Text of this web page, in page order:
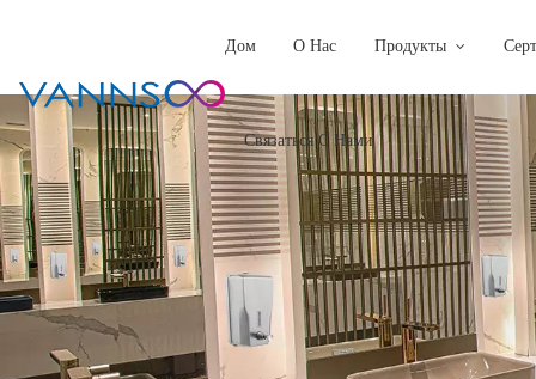
Дом О Нас Продукты
Связаться С Нами